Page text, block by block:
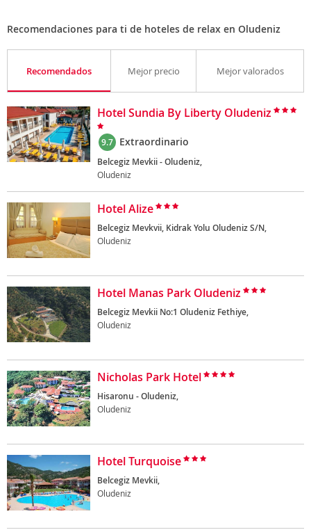
Recomendaciones para ti de hoteles de relax en Oludeniz
Recomendados Mejor precio Mejor valorados
Hotel Sundia By Liberty Oludeniz
9.7 Extraordinario
Belcegiz Mevkii - Oludeniz,
Oludeniz
Hotel Alize
Belcegiz Mevkvii, Kidrak Yolu Oludeniz S/N,
Oludeniz
Hotel Manas Park Oludeniz
Belcegiz Mevkii No:1 Oludeniz Fethiye,
Oludeniz
Nicholas Park Hotel
Hisaronu - Oludeniz,
Oludeniz
Hotel Turquoise
Belcegiz Mevkii,
Oludeniz